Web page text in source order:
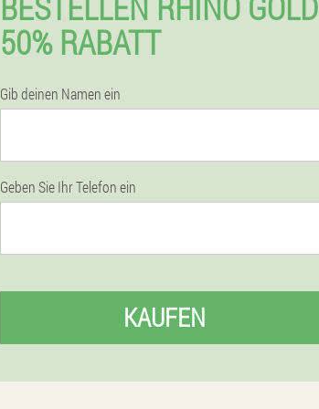
50% RABATT
Gib deinen Namen ein
Geben Sie Ihr Telefon ein
KAUFEN